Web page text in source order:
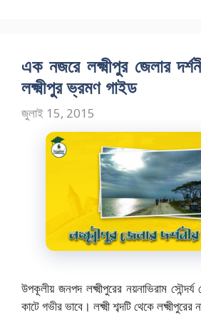
এক নজরে লক্ষ্মীপুর জেলার
লক্ষ্মীপুর ভ্রমণ গাইড
জুলাই 15, 2015
উপকূলীয় জনপদ লক্ষ্মীপুরের নয়নাভিরাম
কাটে গভীর ভাবে। লক্ষ্মী শব্দটি থেকে